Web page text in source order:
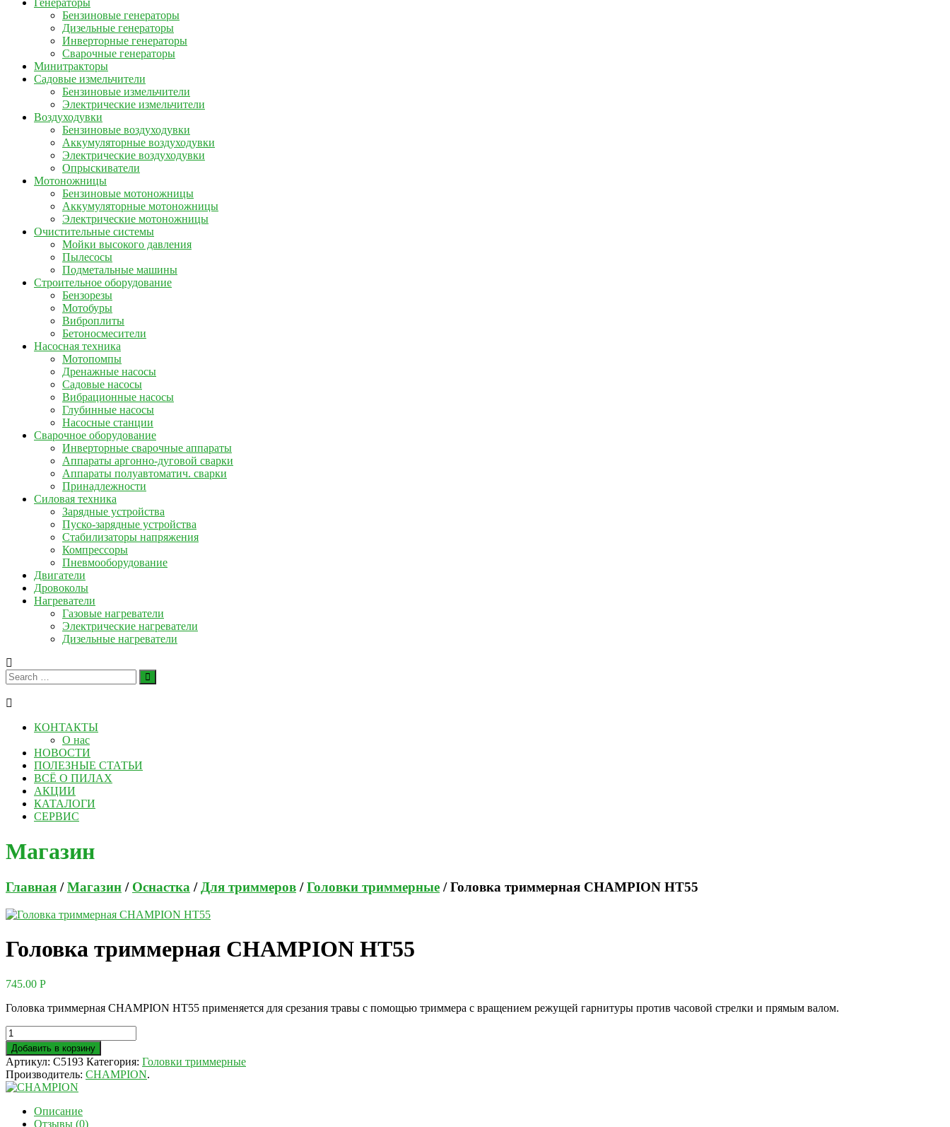
Генераторы
Бензиновые генераторы
Дизельные генераторы
Инверторные генераторы
Сварочные генераторы
Минитракторы
Садовые измельчители
Бензиновые измельчители
Электрические измельчители
Воздуходувки
Бензиновые воздуходувки
Аккумуляторные воздуходувки
Электрические воздуходувки
Опрыскиватели
Мотоножницы
Бензиновые мотоножницы
Аккумуляторные мотоножницы
Электрические мотоножницы
Очистительные системы
Мойки высокого давления
Пылесосы
Подметальные машины
Строительное оборудование
Бензорезы
Мотобуры
Виброплиты
Бетоносмесители
Насосная техника
Мотопомпы
Дренажные насосы
Садовые насосы
Вибрационные насосы
Глубинные насосы
Насосные станции
Сварочное оборудование
Инверторные сварочные аппараты
Аппараты аргонно-дуговой сварки
Аппараты полуавтоматич. сварки
Принадлежности
Силовая техника
Зарядные устройства
Пуско-зарядные устройства
Стабилизаторы напряжения
Компрессоры
Пневмооборудование
Двигатели
Дровоколы
Нагреватели
Газовые нагреватели
Электрические нагреватели
Дизельные нагреватели
КОНТАКТЫ
О нас
НОВОСТИ
ПОЛЕЗНЫЕ СТАТЬИ
ВСЁ О ПИЛАХ
АКЦИИ
КАТАЛОГИ
СЕРВИС
Магазин
Главная /Магазин / Оснастка /Для триммеров /Головки триммерные / Головка триммерная CHAMPION HT55
Головка триммерная CHAMPION HT55
745.00 Р
Головка триммерная CHAMPION HT55 применяется для срезания травы с помощью триммера с вращением режущей гарнитуры против часовой стрелки и прямым валом.
Добавить в корзину
Артикул: C5193 Категория: Головки триммерные
Производитель: CHAMPION.
Описание
Отзывы (0)